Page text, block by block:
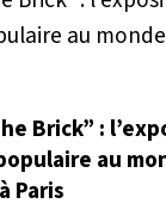
Brick” :
au
Paris